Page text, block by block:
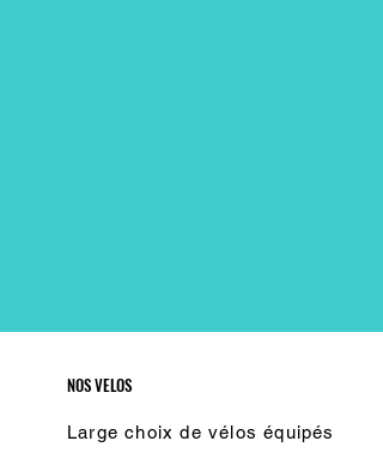
NOS VELOS
Large choix de vélos équipés